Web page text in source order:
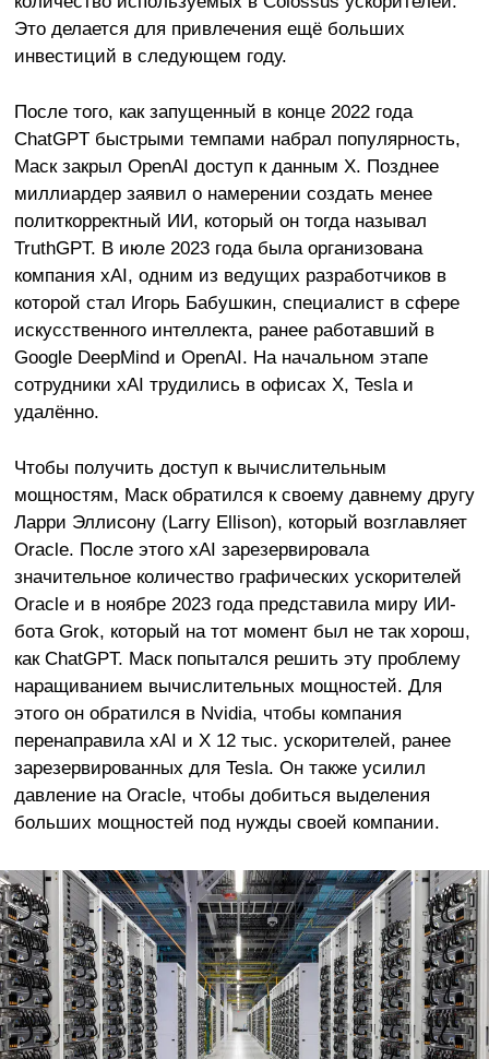
Это делается для привлечения ещё больших
инвестиций в следующем году.
После того, как запущенный в конце 2022 года
ChatGPT быстрыми темпами набрал популярность,
Маск закрыл OpenAI доступ к данным X. Позднее
миллиардер заявил о намерении создать менее
политкорректный ИИ, который он тогда называл
TruthGPT. В июле 2023 года была организована
компания xAI, одним из ведущих разработчиков в
которой стал Игорь Бабушкин, специалист в сфере
искусственного интеллекта, ранее работавший в
Google DeepMind и OpenAI. На начальном этапе
сотрудники xAI трудились в офисах X, Tesla и
удалённо.
Чтобы получить доступ к вычислительным
мощностям, Маск обратился к своему давнему другу
Ларри Эллисону (Larry Ellison), который возглавляет
Oracle. После этого xAI зарезервировала
значительное количество графических ускорителей
Oracle и в ноябре 2023 года представила миру ИИ-
бота Grok, который на тот момент был не так хорош,
как ChatGPT. Маск попытался решить эту проблему
наращиванием вычислительных мощностей. Для
этого он обратился в Nvidia, чтобы компания
перенаправила xAI и X 12 тыс. ускорителей, ранее
зарезервированных для Tesla. Он также усилил
давление на Oracle, чтобы добиться выделения
больших мощностей под нужды своей компании.